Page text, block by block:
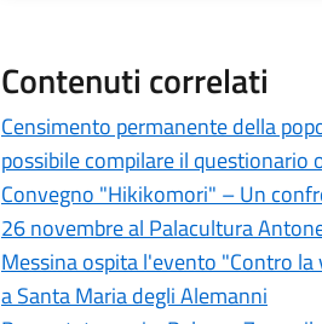
Contenuti correlati
Censimento permanente della
possibile compilare il questionario
Convegno "Hikikomori" – Un
26 novembre al Palacultura
Messina ospita l'evento "Contro
a Santa Maria degli Alemanni